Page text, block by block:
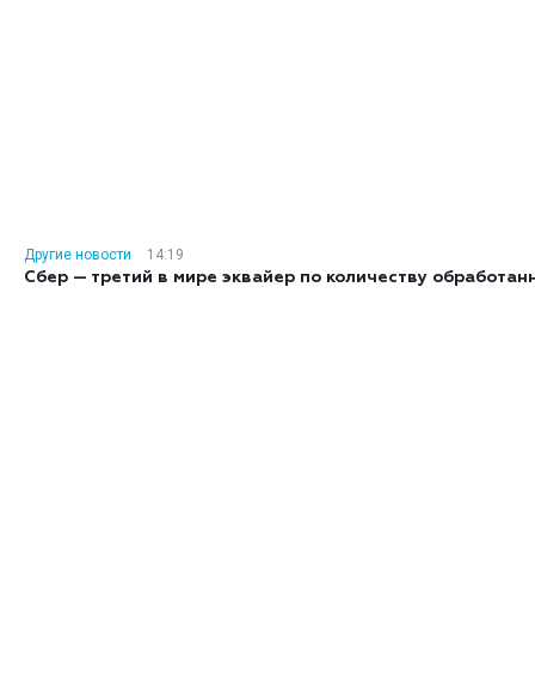
Другие новости
14:19
Сбер — третий в мире эквайер по количеству